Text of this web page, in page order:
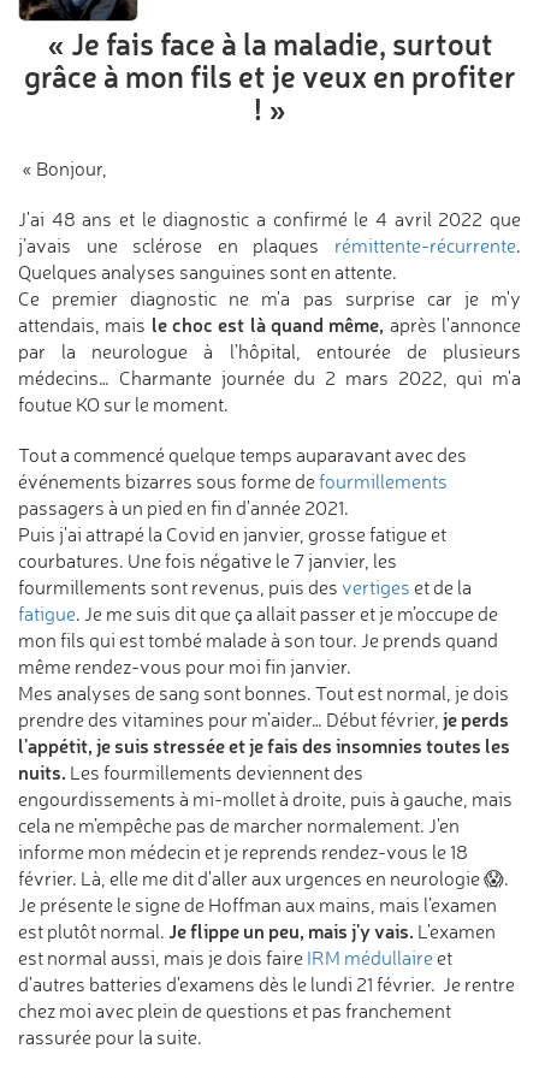
« Je fais face à la maladie, surtout
grâce à mon fils et je veux en profiter
! »
« Bonjour,
J'ai 48 ans et le diagnostic a confirmé le 4 avril 2022 que
j’avais une sclérose en plaques rémittente-récurrente.
Quelques analyses sanguines sont en attente.
Ce premier diagnostic ne m'a pas surprise car je m'y
attendais, mais le choc est là quand même, après l'annonce
par la neurologue à l’hôpital, entourée de plusieurs
médecins… Charmante journée du 2 mars 2022, qui m'a
foutue KO sur le moment.
Tout a commencé quelque temps auparavant avec des
événements bizarres sous forme defourmillements
passagers à un pied en fin d'année 2021.
Puis j'ai attrapé la Covid en janvier, grosse fatigue et
courbatures. Une fois négative le 7 janvier, les
fourmillements sont revenus, puis des vertiges et de la
fatigue. Je me suis dit que ça allait passer et je m’occupe de
mon fils qui est tombé malade à son tour. Je prends quand
même rendez-vous pour moi fin janvier.
Mes analyses de sang sont bonnes. Tout est normal, je dois
prendre des vitamines pour m’aider… Début février, je perds
l'appétit, je suis stressée et je fais des insomnies toutes les
nuits. Les fourmillements deviennent des
engourdissements à mi-mollet à droite, puis à gauche, mais
cela ne m’empêche pas de marcher normalement. J'en
informe mon médecin et je reprends rendez-vous le 18
février. Là, elle me dit d'aller aux urgences en neurologie 😱.
Je présente le signe de Hoffman aux mains, mais l’examen
est plutôt normal. Je flippe un peu, mais j'y vais. L'examen
est normal aussi, mais je dois faire IRM médullaireet
d’autres batteries d'examens dès le lundi 21 février. Je rentre
chez moi avec plein de questions et pas franchement
rassurée pour la suite.